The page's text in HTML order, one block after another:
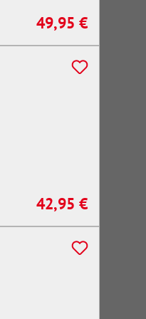
Regulärer Preis:
49,95 €
Regulärer Preis:
42,95 €